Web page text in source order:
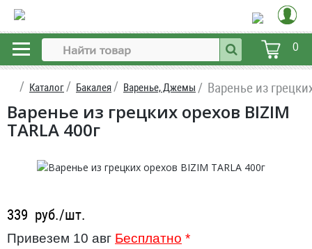
0
Каталог Бакалея Варенье, Джемы Варенье из
Варенье из грецких орехов BIZIM
TARLA 400г
339 руб./шт.
Привезем 10 авг Бесплатно *